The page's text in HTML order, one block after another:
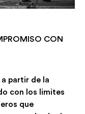
CON
partir de la
con los limites
que